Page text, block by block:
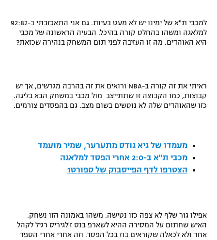
משתתפים וזוכים בפרסים
תקנון עבור פעילות אלקטרה
תנאי שימוש
רשיון להקרנה פומבית לבית עסק
אופניים
ספורט מוטורי
פוטבול אמריקאי NFL
אומנויות לחימה
למכבי ת"א של ימינו יש לא מעט בעיות. גם אני התאכזבתי ב-92:82
למלאגה ומשהו בהחלט קורה בהיכל. הבעיה הראשונה של מכבי
היא האוהדים. מה זו העזיבה לפני תום המשחק בנהירה שכזאת?
ראיתי את זה קורה ב-NBA ורואים את זה בהרבה מגרשים, אך יש
קבוצות, כמו הקבוצה זו שתתייצב מול מכבי במשחק הבא בליגה.
כזו שהאוהדים שלה לא נוטשים בשום מצב. גם בהפסדים צורמים.
מעמדו של גיא גודס מתערער, שמיר מועמד
מכבי ת"א ב-2:0 אחרי הפסד למלאגה
הצטרפו לדף הפייסבוק של ספורט1
אפילו גור שלף לא צפה כזו נטישה. משהו באמונה הזו נשחק.
האיש שחתום על המסירה ההיא לשארפ בנס ז'לגיריס רגיל לקהל
אחר ולא לכאלה שקוראים בוז בכל הפסד. וזה אחרי אחרי הספד